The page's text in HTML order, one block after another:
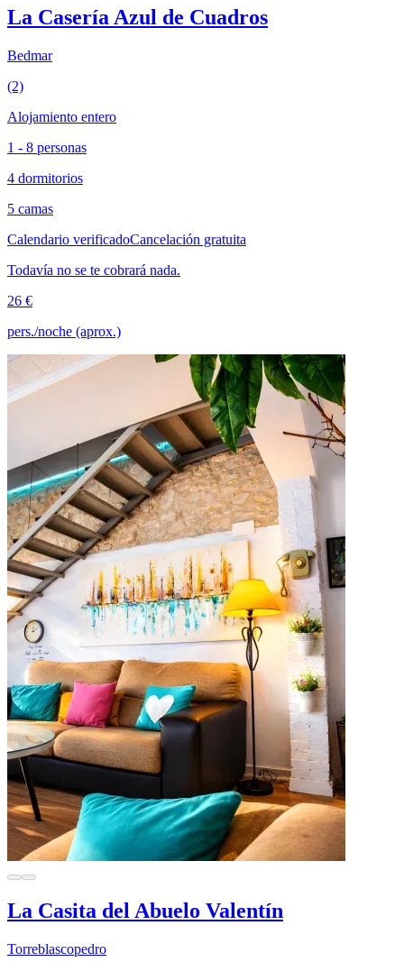
La Casería Azul de Cuadros
Bedmar
(2)
Alojamiento entero
1 - 8 personas
4 dormitorios
5 camas
Calendario verificadoCancelación gratuita
Todavía no se te cobrará nada.
26 €
pers./noche (aprox.)
La Casita del Abuelo Valentín
Torreblascopedro